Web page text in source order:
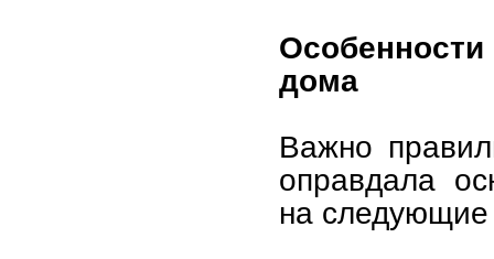
дома
Важно
оправдала
на